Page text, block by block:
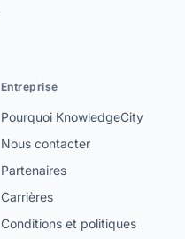
Entreprise
Pourquoi KnowledgeCity
Nous contacter
Partenaires
Carrières
Conditions et politiques